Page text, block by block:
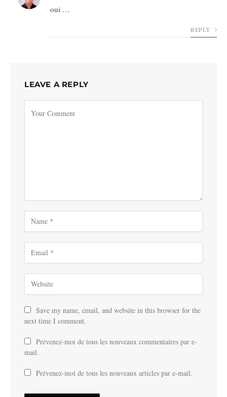
oui …
REPLY
LEAVE A REPLY
Save my name, email, and website in this browser for the
next time I comment.
Prévenez-moi de tous les nouveaux commentaires par e-
mail.
Prévenez-moi de tous les nouveaux articles par e-mail.